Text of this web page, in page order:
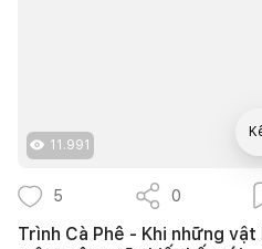
11.991
5 0
Trình Cà Phê - Khi những